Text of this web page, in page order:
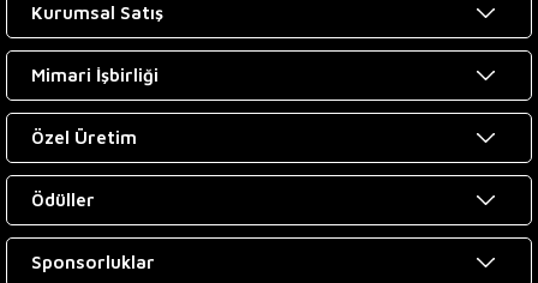
Kurumsal Satış
Mimari İşbirliği
Özel Üretim
Ödüller
Sponsorluklar